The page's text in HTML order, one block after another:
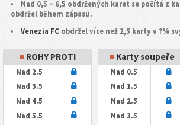
Nad 0,5 ~ 6,5 obdržených karet se počítá z
obdržel během zápasu.
Venezia FC obdržel více než 2,5 karty v ?%
ROHY PROTI
Nad 2.5
Nad 3.5
Nad 4.5
Nad 5.5
Karty soupeře
Nad 0.5
Nad 1.5
Nad 2.5
Nad 3.5